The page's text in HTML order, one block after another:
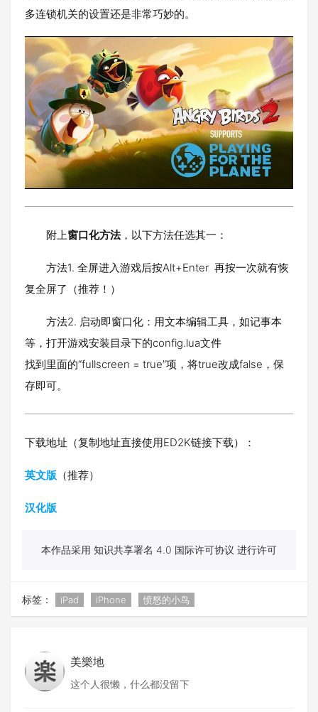
多连锁机关的设置还是非常巧妙的。
附上窗口化方法，以下方法任选其一：
方法1. 全屏进入游戏后按Alt+Enter 再按一次就有恢
复全屏了（推荐！）
方法2. 启动即窗口化：用文本编辑工具，如记事本
等，打开游戏安装目录下的config.lua文件
找到里面的“fullscreen = true”项，将true改成false，保
存即可。
下载地址（复制地址直接使用ED2K链接下载）：
英文版 （推荐）
汉化版
本作品采用 知识共享署名 4.0 国际许可协议 进行许可
标签： iPad iPhone 愤怒的小鸟
美樂地
这个人很懒，什么都没留下